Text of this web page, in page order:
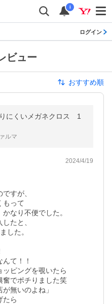
i
ログイン
ビュー
おすすめ順
にくいメガネクロス 1
ルマ
2024/4/19
すが、
もって
なり不便でした。
たと、
した。
て！！
ピングを覗いたら
奮でポチりました笑
無いのよね」
たら